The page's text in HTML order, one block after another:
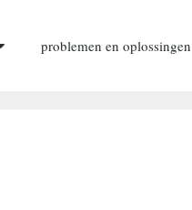
problemen en oplossingen